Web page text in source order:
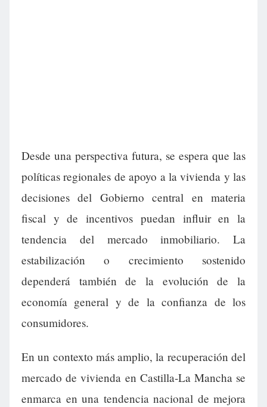
Desde una perspectiva futura, se espera que las
políticas regionales de apoyo a la vivienda y las
decisiones del Gobierno central en materia
fiscal y de incentivos puedan influir en la
tendencia del mercado inmobiliario. La
estabilización o crecimiento sostenido
dependerá también de la evolución de la
economía general y de la confianza de los
consumidores.
En un contexto más amplio, la recuperación del
mercado de vivienda en Castilla-La Mancha se
enmarca en una tendencia nacional de mejora